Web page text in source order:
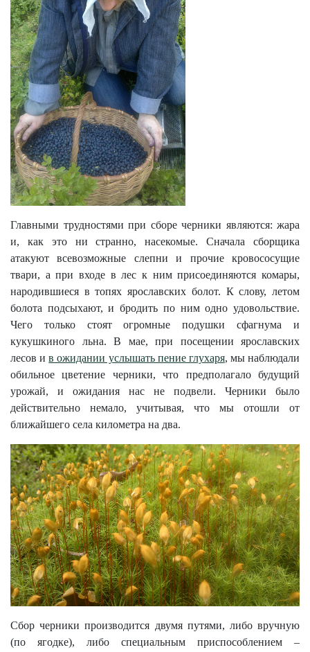
Главными трудностями при сборе черники являются: жара
и, как это ни странно, насекомые. Сначала сборщика
атакуют всевозможные слепни и прочие кровососущие
твари, а при входе в лес к ним присоединяются комары,
народившиеся в топях ярославских болот. К слову, летом
болота подсыхают, и бродить по ним одно удовольствие.
Чего только стоят огромные подушки сфагнума и
кукушкиного льна. В мае, при посещении ярославских
лесов ив ожидании услышать пение глухаря, мы наблюдали
обильное цветение черники, что предполагало будущий
урожай, и ожидания нас не подвели. Черники было
действительно немало, учитывая, что мы отошли от
ближайшего села километра на два.
Сбор черники производится двумя путями, либо вручную
(по ягодке), либо специальным приспособлением –